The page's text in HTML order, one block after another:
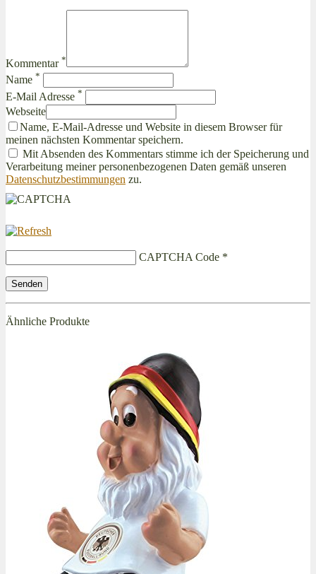
Kommentar *
Name *
E-Mail Adresse *
Webseite
Name, E-Mail-Adresse und Website in diesem Browser für
meinen nächsten Kommentar speichern.
Mit Absenden des Kommentars stimme ich der Speicherung und
Verarbeitung meiner personenbezogenen Daten gemäß unseren
Datenschutzbestimmungen zu.
CAPTCHA Code *
Ähnliche Produkte